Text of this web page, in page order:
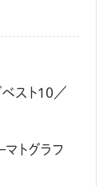
スト10／
トグラフ